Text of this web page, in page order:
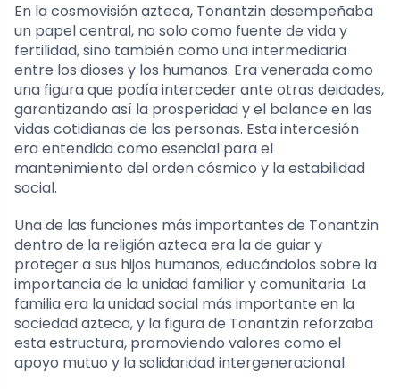
En la cosmovisión azteca, Tonantzin desempeñaba
un papel central, no solo como fuente de vida y
fertilidad, sino también como una intermediaria
entre los dioses y los humanos. Era venerada como
una figura que podía interceder ante otras deidades,
garantizando así la prosperidad y el balance en las
vidas cotidianas de las personas. Esta intercesión
era entendida como esencial para el
mantenimiento del orden cósmico y la estabilidad
social.
Una de las funciones más importantes de Tonantzin
dentro de la religión azteca era la de guiar y
proteger a sus hijos humanos, educándolos sobre la
importancia de la unidad familiar y comunitaria. La
familia era la unidad social más importante en la
sociedad azteca, y la figura de Tonantzin reforzaba
esta estructura, promoviendo valores como el
apoyo mutuo y la solidaridad intergeneracional.